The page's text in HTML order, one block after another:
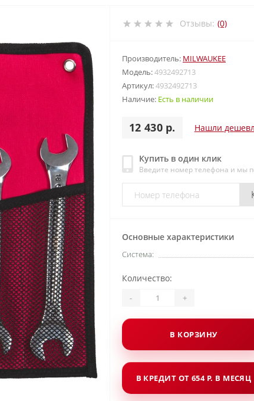
Отзывы: (0)
Производитель: MILWAUKEE
Модель:4932492713
Артикул:4932492713
Наличие: Есть в наличии
12 430 р. Нашли
Купить в один клик
Введите номер телефона и мы
Основные характеристики
Система:
Количество:
- +
В КОРЗИНУ
В КРЕДИТ ОТ 654 Р. В МЕСЯЦ